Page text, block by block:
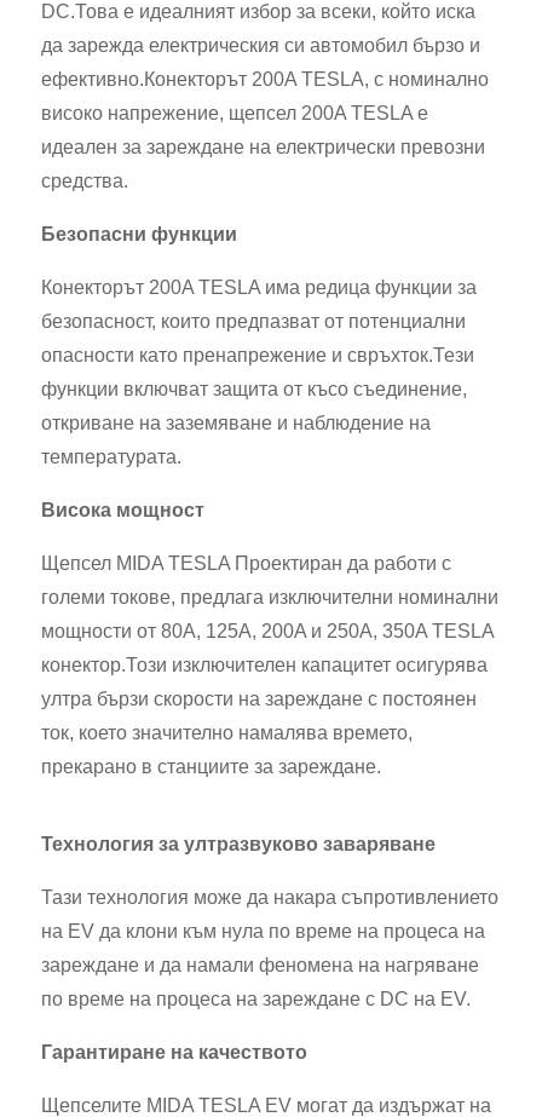
DC.Това е идеалният избор за всеки, който иска
да зарежда електрическия си автомобил бързо и
ефективно.Конекторът 200A TESLA, с номинално
високо напрежение, щепсел 200A TESLA е
идеален за зареждане на електрически превозни
средства.
Безопасни функции
Конекторът 200A TESLA има редица функции за
безопасност, които предпазват от потенциални
опасности като пренапрежение и свръхток.Тези
функции включват защита от късо съединение,
откриване на заземяване и наблюдение на
температурата.
Висока мощност
Щепсел MIDA TESLA Проектиран да работи с
големи токове, предлага изключителни номинални
мощности от 80A, 125A, 200A и 250A, 350A TESLA
конектор.Този изключителен капацитет осигурява
ултра бързи скорости на зареждане с постоянен
ток, което значително намалява времето,
прекарано в станциите за зареждане.
Технология за ултразвуково заваряване
Тази технология може да накара съпротивлението
на EV да клони към нула по време на процеса на
зареждане и да намали феномена на нагряване
по време на процеса на зареждане с DC на EV.
Гарантиране на качеството
Щепселите MIDA TESLA EV могат да издържат на